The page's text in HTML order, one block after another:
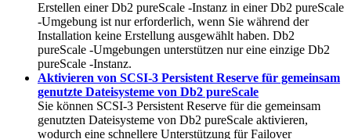
Erstellen einerDb2 pureScale -Instanz in einerDb2 pureScale
-Umgebung ist nur erforderlich, wenn Sie während der
Installation keine Erstellung ausgewählt haben. Db2
pureScale -Umgebungen unterstützen nur eine einzige Db2
pureScale -Instanz.
Aktivieren von SCSI-3 Persistent Reserve für gemeinsam
genutzte Dateisysteme von Db2 pureScale
Sie können SCSI-3 Persistent Reserve für die gemeinsam
genutzten Dateisysteme von Db2 pureScale aktivieren,
wodurch eine schnellere Unterstützung für Failover